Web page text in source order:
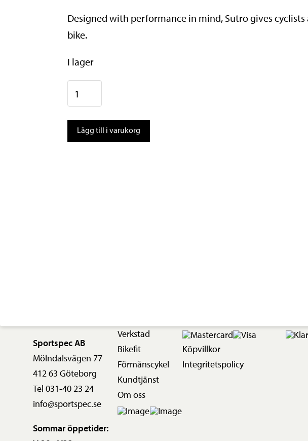
Designed with performance in mind, Sutro gives
bike.
I lager
Oakley
Sutro
Prizm
Road
Lägg till i varukorg
Sportspec AB
Mölndalsvägen 77
412 63 Göteborg
Tel 031-40 23 24
info@sportspec.se
Sommar öppetider:
Verkstad
Bikefit
Förmånscykel
Kundtjänst
Om oss
Köpvillkor
Integritetspolicy